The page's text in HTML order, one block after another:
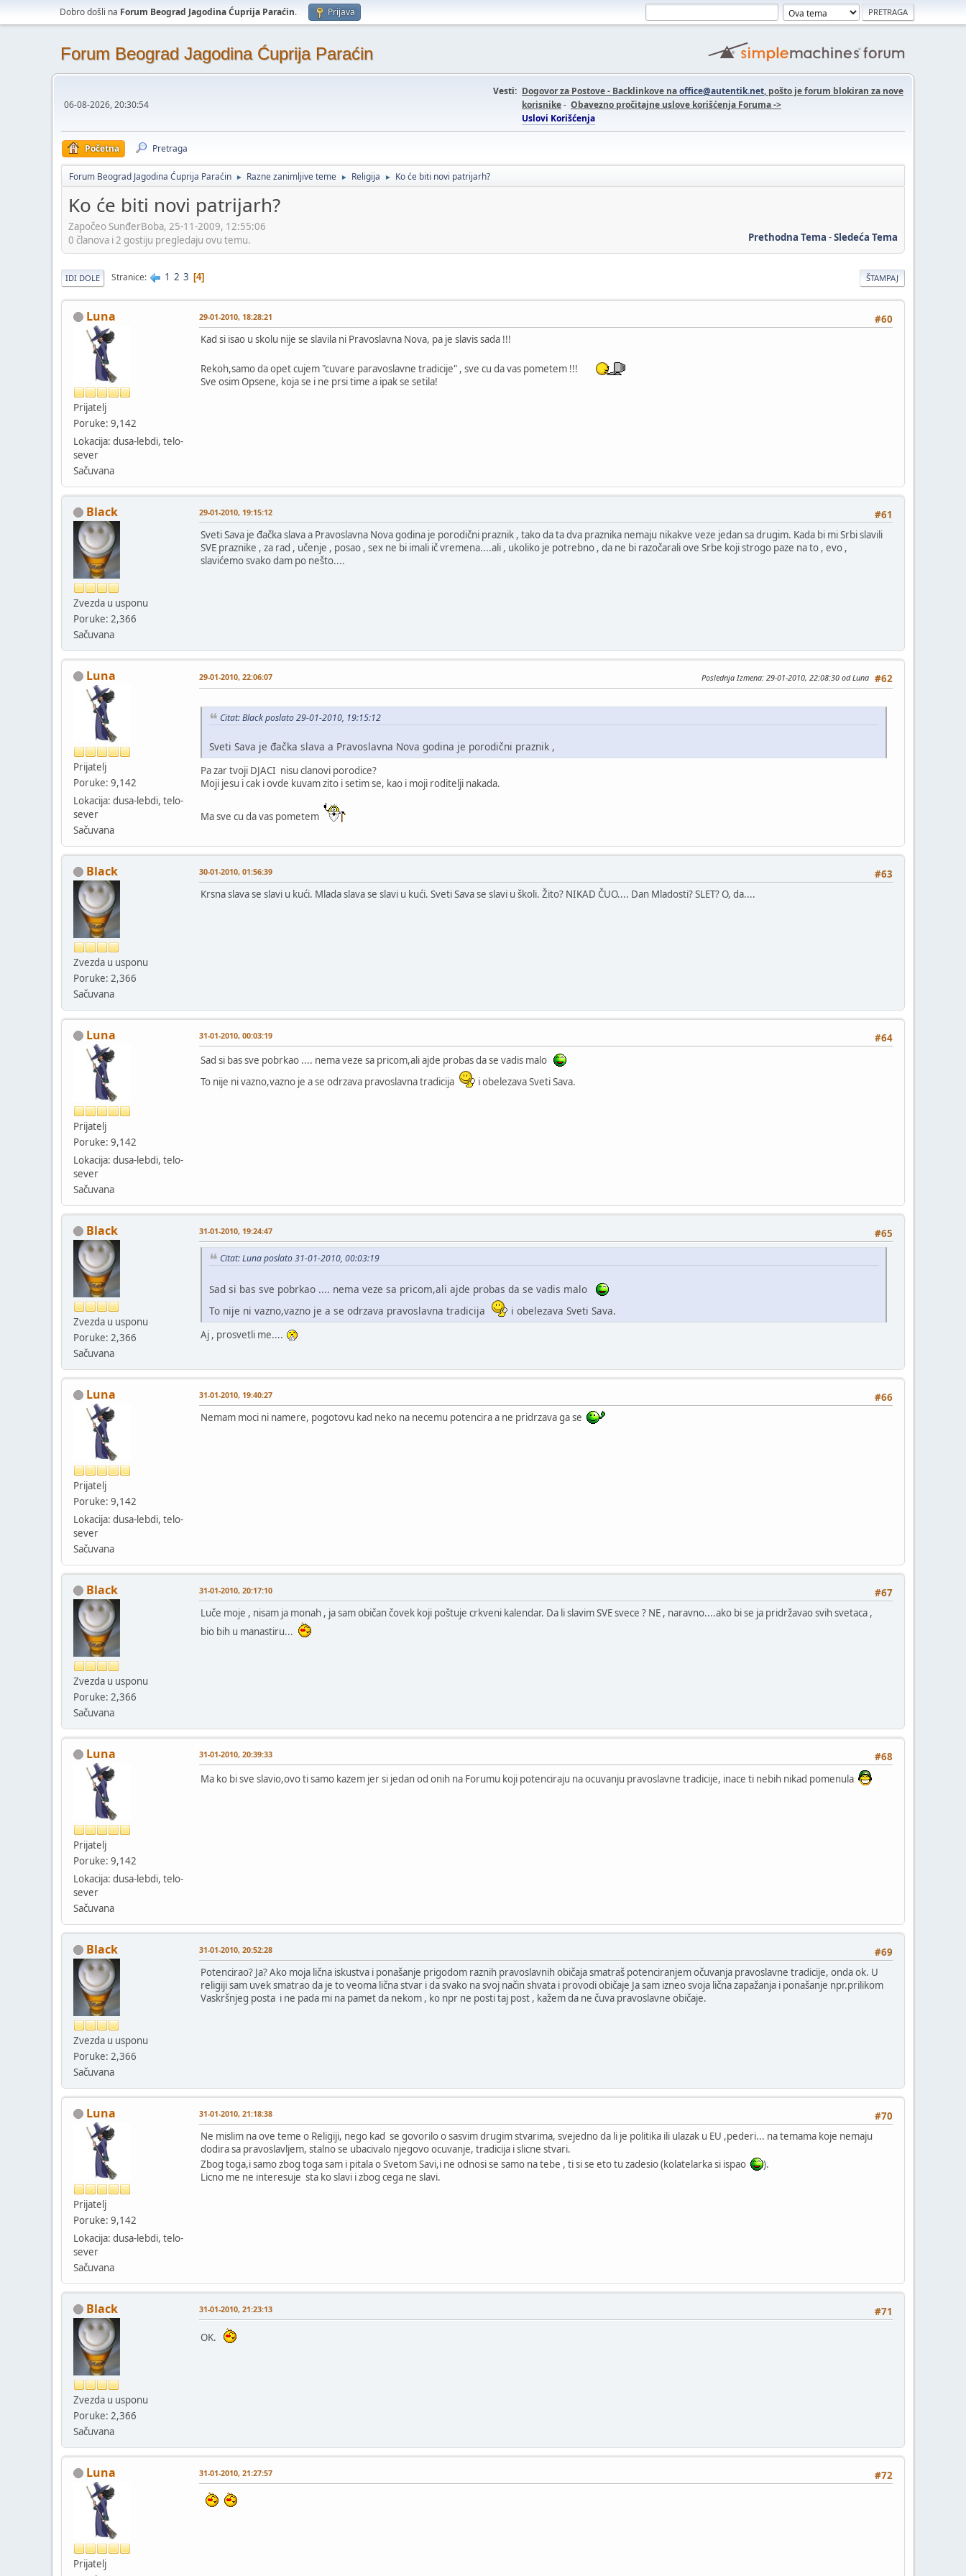
Dobro došli na Forum Beograd Jagodina Ćuprija Paraćin. Prijava
Forum Beograd Jagodina Ćuprija Paraćin
06-08-2026, 20:30:54
Vesti: Dogovor za Postove - Backlinkove naoffice@autentik.net, pošto je forum blokiran za nove
korisnike- Obavezno pročitajne uslove korišćenja Foruma ->
Uslovi Korišćenja
Početna Pretraga
Forum Beograd Jagodina Ćuprija Paraćin ► Razne zanimljive teme ► Religija ► Ko će biti novi patrijarh?
Ko će biti novi patrijarh?
Započeo SunđerBoba, 25-11-2009, 12:55:06
Prethodna Tema -Sledeća Tema
0 članova i 2 gostiju pregledaju ovu temu.
ŠTAMPAJ
IDI DOLE Stranice 1 2 3 4
Luna
Prijatelj
Poruke: 9,142
Lokacija: dusa-lebdi, telo-
sever
Sačuvana
#60
29-01-2010, 18:28:21
Kad si isao u skolu nije se slavila ni Pravoslavna Nova, pa je slavis sada !!!
Rekoh,samo da opet cujem "cuvare paravoslavne tradicije" , sve cu da vas pometem !!!
Sve osim Opsene, koja se i ne prsi time a ipak se setila!
Black
Zvezda u usponu
Poruke: 2,366
Sačuvana
#61
29-01-2010, 19:15:12
Sveti Sava je đačka slava a Pravoslavna Nova godina je porodični praznik , tako da ta dva praznika nemaju nikakve veze jedan sa drugim. Kada bi mi Srbi slavili
SVE praznike , za rad , učenje , posao , sex ne bi imali ič vremena....ali , ukoliko je potrebno , da ne bi razočarali ove Srbe koji strogo paze na to , evo ,
slavićemo svako dam po nešto....
Luna
Prijatelj
Poruke: 9,142
Lokacija: dusa-lebdi, telo-
sever
Sačuvana
#62
29-01-2010, 22:06:07 Poslednja Izmena: 29-01-2010, 22:08:30 od Luna
Citat: Black poslato 29-01-2010, 19:15:12
Sveti Sava je đačka slava a Pravoslavna Nova godina je porodični praznik ,
Pa zar tvoji DJACI nisu clanovi porodice?
Moji jesu i cak i ovde kuvam zito i setim se, kao i moji roditelji nakada.
Ma sve cu da vas pometem
Black
Zvezda u usponu
Poruke: 2,366
Sačuvana
#63
30-01-2010, 01:56:39
Krsna slava se slavi u kući. Mlada slava se slavi u kući. Sveti Sava se slavi u školi. Žito? NIKAD ČUO.... Dan Mladosti? SLET? O, da....
Luna
Prijatelj
Poruke: 9,142
Lokacija: dusa-lebdi, telo-
sever
Sačuvana
#64
31-01-2010, 00:03:19
Sad si bas sve pobrkao .... nema veze sa pricom,ali ajde probas da se vadis malo
To nije ni vazno,vazno je a se odrzava pravoslavna tradicija
i obelezava Sveti Sava.
Black
Zvezda u usponu
Poruke: 2,366
Sačuvana
#65
31-01-2010, 19:24:47
Citat: Luna poslato 31-01-2010, 00:03:19
Sad si bas sve pobrkao .... nema veze sa pricom,ali ajde probas da se vadis malo
To nije ni vazno,vazno je a se odrzava pravoslavna tradicija
i obelezava Sveti Sava.
Aj , prosvetli me....
Luna
Prijatelj
Poruke: 9,142
Lokacija: dusa-lebdi, telo-
sever
Sačuvana
#66
31-01-2010, 19:40:27
Nemam moci ni namere, pogotovu kad neko na necemu potencira a ne pridrzava ga se
Black
Zvezda u usponu
Poruke: 2,366
Sačuvana
#67
31-01-2010, 20:17:10
Luče moje , nisam ja monah , ja sam običan čovek koji poštuje crkveni kalendar. Da li slavim SVE svece ? NE , naravno....ako bi se ja pridržavao svih svetaca ,
bio bih u manastiru...
Luna
Prijatelj
Poruke: 9,142
Lokacija: dusa-lebdi, telo-
sever
Sačuvana
#68
31-01-2010, 20:39:33
Ma ko bi sve slavio,ovo ti samo kazem jer si jedan od onih na Forumu koji potenciraju na ocuvanju pravoslavne tradicije, inace ti nebih nikad pomenula
Black
Zvezda u usponu
Poruke: 2,366
Sačuvana
#69
31-01-2010, 20:52:28
Potencirao? Ja? Ako moja lična iskustva i ponašanje prigodom raznih pravoslavnih običaja smatraš potenciranjem očuvanja pravoslavne tradicije, onda ok. U
religiji sam uvek smatrao da je to veoma lična stvar i da svako na svoj način shvata i provodi običaje Ja sam izneo svoja lična zapažanja i ponašanje npr.prilikom
Vaskršnjeg posta i ne pada mi na pamet da nekom , ko npr ne posti taj post , kažem da ne čuva pravoslavne običaje.
Luna
Prijatelj
Poruke: 9,142
Lokacija: dusa-lebdi, telo-
sever
Sačuvana
#70
31-01-2010, 21:18:38
Ne mislim na ove teme o Religiji, nego kad se govorilo o sasvim drugim stvarima, svejedno da li je politika ili ulazak u EU ,pederi... na temama koje nemaju
dodira sa pravoslavljem, stalno se ubacivalo njegovo ocuvanje, tradicija i slicne stvari.
Zbog toga,i samo zbog toga sam i pitala o Svetom Savi,i ne odnosi se samo na tebe , ti si se eto tu zadesio (kolatelarka si ispao
).
Licno me ne interesuje sta ko slavi i zbog cega ne slavi.
Black
Zvezda u usponu
Poruke: 2,366
Sačuvana
#71
31-01-2010, 21:23:13
OK.
Luna
Prijatelj
#72
31-01-2010, 21:27:57